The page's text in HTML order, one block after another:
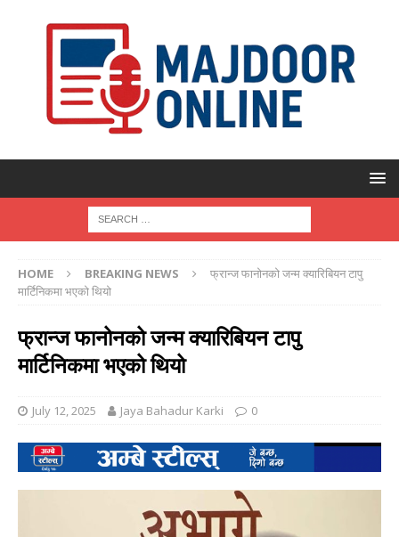
HOME BREAKING NEWS
फ्रान्ज फानोनको जन्म क्यारिबियन टापु
मार्टिनिकमा भएको थियो
फ्रान्ज फानोनको जन्म क्यारिबियन टापु
मार्टिनिकमा भएको थियो
July 12, 2025 Jaya Bahadur Karki 0